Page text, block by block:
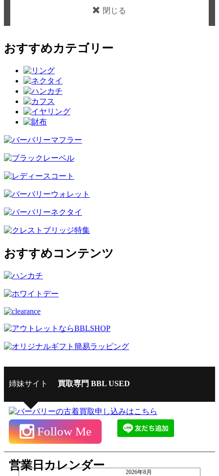
閉じる
おすすめカテゴリー
おすすめコンテンツ
姉妹サイト 買取専門 BBL USED
Follow Me
営業日カレンダー
2026年8月